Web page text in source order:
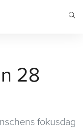
28
fokusdag